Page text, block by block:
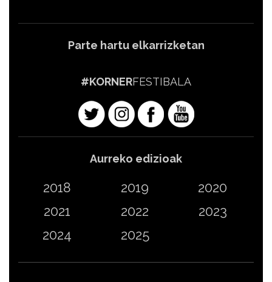
Parte hartu elkarrizketan
#KORNERFESTIBALA
Aurreko edizioak
2018 2019
2020
2021
2022
2023
2024
2025